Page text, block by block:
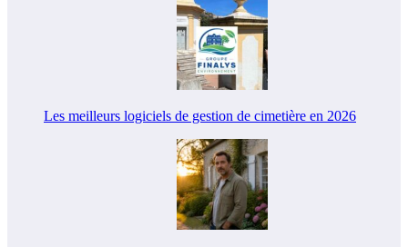
Les meilleurs logiciels de gestion de cimetière en 2026